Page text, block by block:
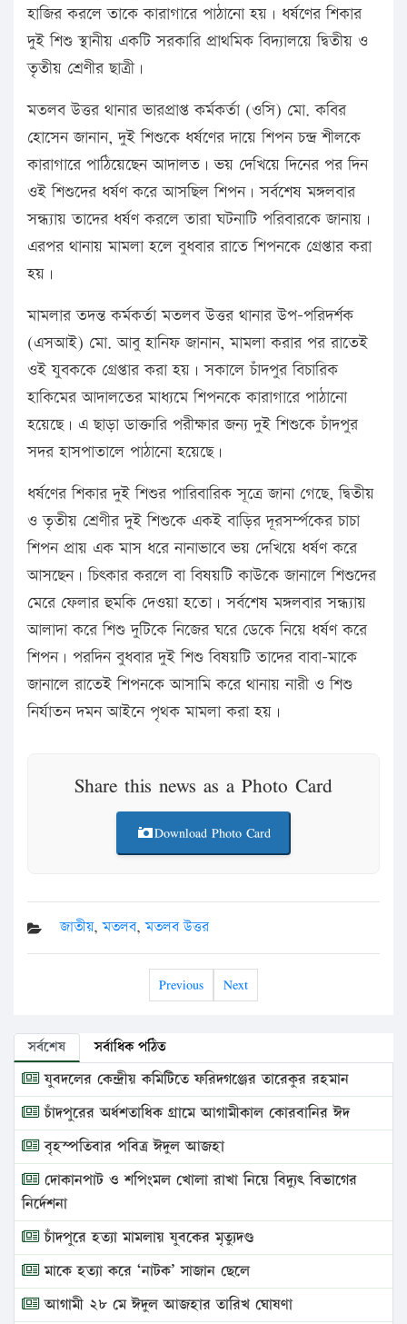
হাজির করলে তাকে কারাগারে পাঠানো হয়। ধর্ষণের শিকার
দুই শিশু স্থানীয় একটি সরকারি প্রাথমিক বিদ্যালয়ে দ্বিতীয় ও
তৃতীয় শ্রেণীর ছাত্রী।
মতলব উত্তর থানার ভারপ্রাপ্ত কর্মকর্তা (ওসি) মো. কবির
হোসেন জানান, দুই শিশুকে ধর্ষণের দায়ে শিপন চন্দ্র শীলকে
কারাগারে পাঠিয়েছেন আদালত। ভয় দেখিয়ে দিনের পর দিন
ওই শিশুদের ধর্ষণ করে আসছিল শিপন। সর্বশেষ মঙ্গলবার
সন্ধ্যায় তাদের ধর্ষণ করলে তারা ঘটনাটি পরিবারকে জানায়।
এরপর থানায় মামলা হলে বুধবার রাতে শিপনকে গ্রেপ্তার করা
হয়।
মামলার তদন্ত কর্মকর্তা মতলব উত্তর থানার উপ-পরিদর্শক
(এসআই) মো. আবু হানিফ জানান, মামলা করার পর রাতেই
ওই যুবককে গ্রেপ্তার করা হয়। সকালে চাঁদপুর বিচারিক
হাকিমের আদালতের মাধ্যমে শিপনকে কারাগারে পাঠানো
হয়েছে। এ ছাড়া ডাক্তারি পরীক্ষার জন্য দুই শিশুকে চাঁদপুর
সদর হাসপাতালে পাঠানো হয়েছে।
ধর্ষণের শিকার দুই শিশুর পারিবারিক সূত্রে জানা গেছে, দ্বিতীয়
ও তৃতীয় শ্রেণীর দুই শিশুকে একই বাড়ির দূরসর্ম্পকের চাচা
শিপন প্রায় এক মাস ধরে নানাভাবে ভয় দেখিয়ে ধর্ষণ করে
আসছেন। চিৎকার করলে বা বিষয়টি কাউকে জানালে শিশুদের
মেরে ফেলার হুমকি দেওয়া হতো। সর্বশেষ মঙ্গলবার সন্ধ্যায়
আলাদা করে শিশু দুটিকে নিজের ঘরে ডেকে নিয়ে ধর্ষণ করে
শিপন। পরদিন বুধবার দুই শিশু বিষয়টি তাদের বাবা-মাকে
জানালে রাতেই শিপনকে আসামি করে থানায় নারী ও শিশু
নির্যাতন দমন আইনে পৃথক মামলা করা হয়।
Share this news as a Photo Card
Download Photo Card
জাতীয়,মতলব,মতলব উত্তর
Previous Next
সর্বশেষ সর্বাধিক পঠিত
যুবদলের কেন্দ্রীয় কমিটিতে ফরিদগঞ্জের তারেকুর রহমান
চাঁদপুরের অর্ধশতাধিক গ্রামে আগামীকাল কোরবানির ঈদ
বৃহস্পতিবার পবিত্র ঈদুল আজহা
দোকানপাট ও শপিংমল খোলা রাখা নিয়ে বিদ্যুৎ বিভাগের
নির্দেশনা
চাঁদপুরে হত্যা মামলায় যুবকের মৃত্যুদণ্ড
মাকে হত্যা করে ‘নাটক’ সাজান ছেলে
আগামী ২৮ মে ঈদুল আজহার তারিখ ঘোষণা